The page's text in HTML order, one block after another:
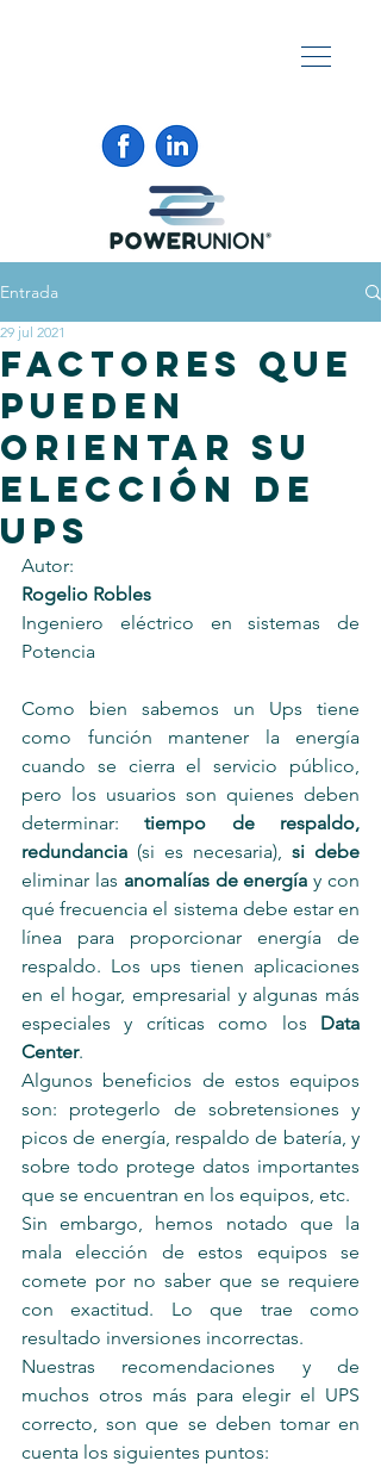
Entrada
FACTORES QUE
PUEDEN
ORIENTAR SU
ELECCIÓN DE
UPS
29 jul 2021
Autor:
Rogelio Robles
Ingeniero eléctrico en sistemas de
Potencia
Como bien sabemos un Ups tiene
como función mantener la energía
cuando se cierra el servicio público,
pero los usuarios son quienes deben
determinar: tiempo de respaldo,
redundancia (si es necesaria), si debe
eliminar las anomalías de energía y con
qué frecuencia el sistema debe estar en
línea para proporcionar energía de
respaldo. Los ups tienen aplicaciones
en el hogar, empresarial y algunas más
especiales y críticas como los Data
Center.
Algunos beneficios de estos equipos
son: protegerlo de sobretensiones y
picos de energía, respaldo de batería, y
sobre todo protege datos importantes
que se encuentran en los equipos, etc.
Sin embargo, hemos notado que la
mala elección de estos equipos se
comete por no saber que se requiere
con exactitud. Lo que trae como
resultado inversiones incorrectas.
Nuestras recomendaciones y de
muchos otros más para elegir el UPS
correcto, son que se deben tomar en
cuenta los siguientes puntos: